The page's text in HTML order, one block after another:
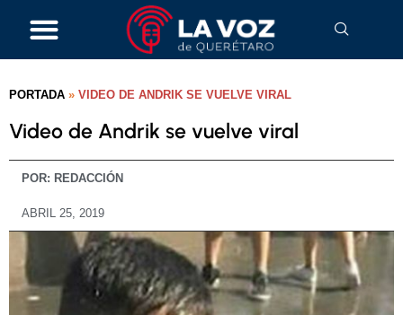
PORTADA » VIDEO DE ANDRIK SE VUELVE VIRAL
Video de Andrik se vuelve viral
POR: REDACCIÓN
ABRIL 25, 2019